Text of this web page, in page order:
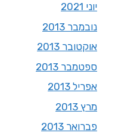
יוני 2021
נובמבר 2013
אוקטובר 2013
ספטמבר 2013
אפריל 2013
מרץ 2013
פברואר 2013